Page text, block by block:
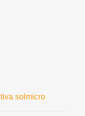
solmicro